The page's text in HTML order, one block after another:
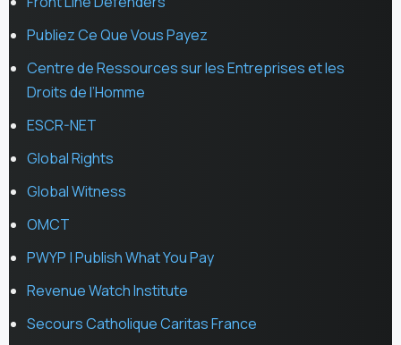
Publiez Ce Que Vous Payez
Centre de Ressources sur les Entreprises et les
Droits de l’Homme
ESCR-NET
Global Rights
Global Witness
OMCT
PWYP | Publish What You Pay
Revenue Watch Institute
Secours Catholique Caritas France